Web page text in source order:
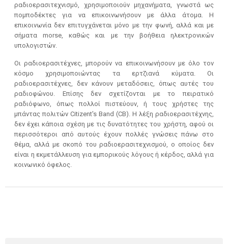
ραδιοερασιτεχνισμό, χρησιμοποιούν μηχανήματα, γνωστά ως
πομποδέκτες για να επικοινωνήσουν με άλλα άτομα. Η
επικοινωνία δεν επιτυγχάνεται μόνο με την φωνή, αλλά και με
σήματα morse, καθώς και με την βοήθεια ηλεκτρονικών
υπολογιστών.
Οι ραδιοερασιτέχνες, μπορούν να επικοινωνήσουν με όλο τον
κόσμο χρησιμοποιώντας τα ερτζιανά κύματα. Οι
ραδιοερασιτέχνες, δεν κάνουν μεταδόσεις, όπως αυτές του
ραδιοφώνου. Επίσης δεν σχετίζονται με το πειρατικό
ραδιόφωνο, όπως πολλοί πιστεύουν, ή τους χρήστες της
μπάντας πολιτών Citizent's Band (CB). Η λέξη ραδιοερασιτέχνης,
δεν έχει κάποια σχέση με τις δυνατότητες του χρήστη, αφού οι
περισσότεροι από αυτούς έχουν πολλές γνώσεις πάνω στο
θέμα, αλλά με σκοπό του ραδιοερασιτεχνισμού, ο οποίος δεν
είναι η εκμετάλλευση για εμπορικούς λόγους ή κέρδος, αλλά για
κοινωνικό όφελος.